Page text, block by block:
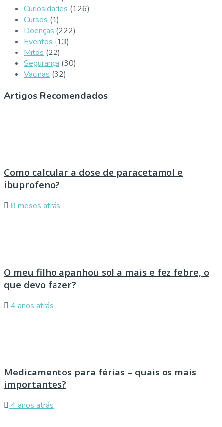
Curiosidades (126)
Cursos (1)
Doenças (222)
Eventos (13)
Mitos (22)
Segurança (30)
Vacinas (32)
Artigos Recomendados
Como calcular a dose de paracetamol e
ibuprofeno?
8 meses atrás
O meu filho apanhou sol a mais e fez febre, o
que devo fazer?
4 anos atrás
Medicamentos para férias – quais os mais
importantes?
4 anos atrás